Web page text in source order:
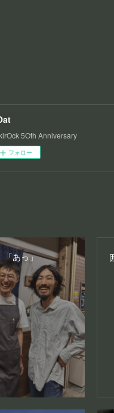
5Oth Anniversary
フォロー
「あっ」